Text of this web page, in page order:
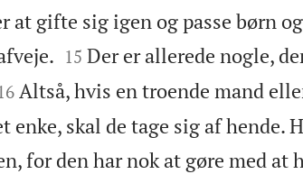
at gifte sig igen og passe børn

15 Der er allerede nogle,
Altså, hvis en troende mand
skal de tage sig af hende.
for den har nok at gøre med at